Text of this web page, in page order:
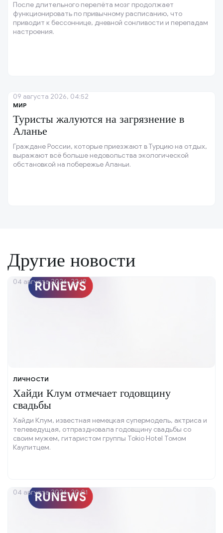
После длительного перелёта мозг продолжает
функционировать по привычному расписанию, что
приводит к бессоннице, дневной сонливости и перепадам
настроения.
МИР
Туристы жалуются на загрязнение в
Аланье
Граждане России, которые приезжают в Турцию на отдых,
выражают всё больше недовольства экологической
обстановкой на побережье Аланьи.
09 августа 2026, 04:52
Другие новости
ЛИЧНОСТИ
Хайди Клум отмечает годовщину
свадьбы
Хайди Клум, известная немецкая супермодель, актриса и
телеведущая, отпраздновала годовщину свадьбы со
своим мужем, гитаристом группы Tokio Hotel Томом
Каулитцем.
04 августа 2026, 22:19
04 августа 2026, 20:01